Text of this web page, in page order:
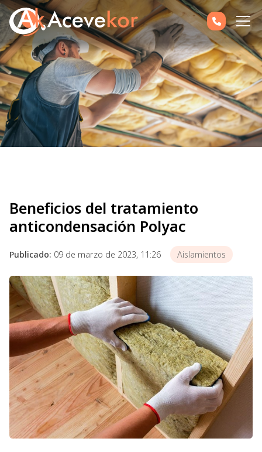
Beneficios del tratamiento
anticondensación Polyac
Publicado: 09 de marzo de 2023, 11:26 Aislamientos